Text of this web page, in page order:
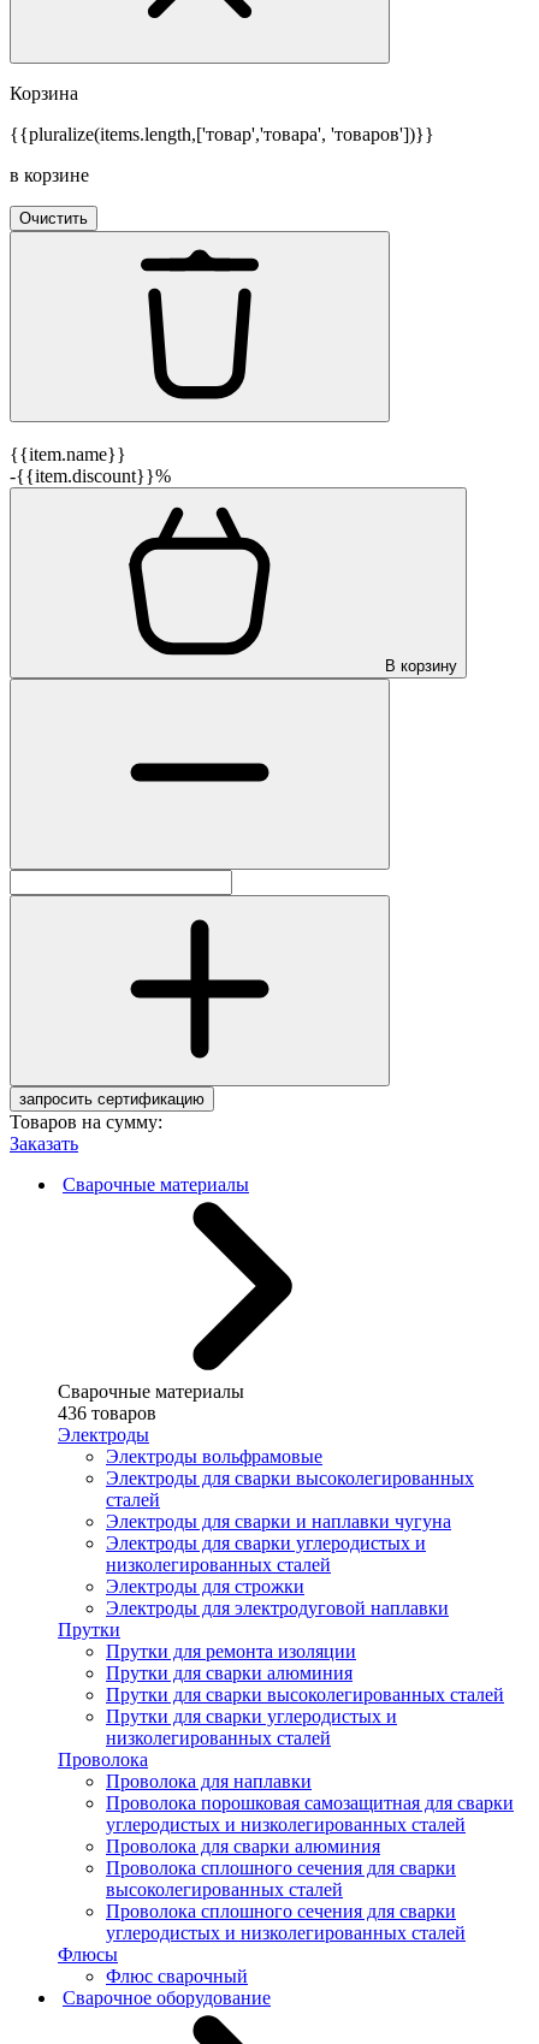
Корзина
{{pluralize(items.length,['товар','товара', 'товаров'])}}
в корзине
Очистить
{{item.name}}
-{{item.discount}}%
В корзину
запросить сертификацию
Товаров на сумму:
Заказать
Сварочные материалы
Сварочные материалы
436 товаров
Электроды
Электроды вольфрамовые
Электроды для сварки высоколегированных
сталей
Электроды для сварки и наплавки чугуна
Электроды для сварки углеродистых и
низколегированных сталей
Электроды для строжки
Электроды для электродуговой наплавки
Прутки
Прутки для ремонта изоляции
Прутки для сварки алюминия
Прутки для сварки высоколегированных сталей
Прутки для сварки углеродистых и
низколегированных сталей
Проволока
Проволока для наплавки
Проволока порошковая самозащитная для сварки
углеродистых и низколегированных сталей
Проволока для сварки алюминия
Проволока сплошного сечения для сварки
высоколегированных сталей
Проволока сплошного сечения для сварки
углеродистых и низколегированных сталей
Флюсы
Флюс сварочный
Сварочное оборудование